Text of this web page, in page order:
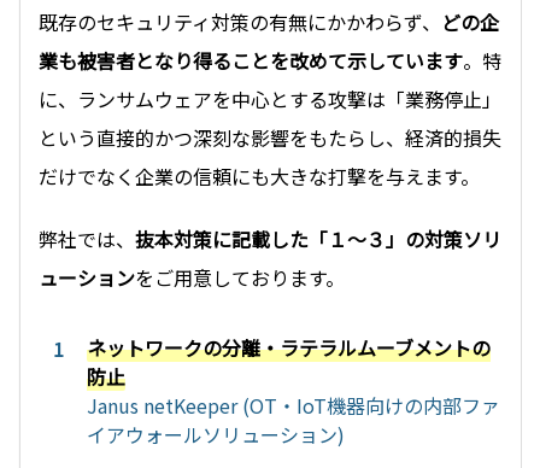
既存のセキュリティ対策の有無にかかわらず、 どの企
業も被害者となり得ることを改めて示しています。特
に、ランサムウェアを中心とする攻撃は「業務停止」
という直接的かつ深刻な影響をもたらし、経済的損失
だけでなく企業の信頼にも大きな打撃を与えます。
弊社では、 抜本対策に記載した「１～３」の対策ソリ
ューションをご用意しております。
ネットワークの分離・ラテラルムーブメントの
防止
Janus netKeeper (OT・IoT機器向けの内部ファ
イアウォールソリューション)